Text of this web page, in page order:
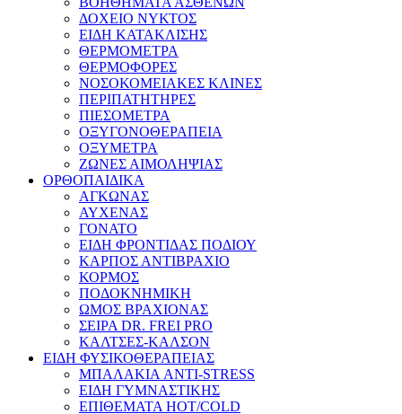
ΔΟΧΕΙΟ ΝΥΚΤΟΣ
ΕΙΔΗ ΚΑΤΑΚΛΙΣΗΣ
ΘΕΡΜΟΜΕΤΡΑ
ΘΕΡΜΟΦΟΡΕΣ
ΝΟΣΟΚΟΜΕΙΑΚΕΣ ΚΛΙΝΕΣ
ΠΕΡΙΠΑΤΗΤΗΡΕΣ
ΠΙΕΣΟΜΕΤΡΑ
ΟΞΥΓΟΝΟΘΕΡΑΠΕΙΑ
ΟΞΥΜΕΤΡΑ
ΖΩΝΕΣ ΑΙΜΟΛΗΨΙΑΣ
ΟΡΘΟΠΑΙΔΙΚΑ
ΑΓΚΩΝΑΣ
ΑΥΧΕΝΑΣ
ΓΟΝΑΤΟ
ΕΙΔΗ ΦΡΟΝΤΙΔΑΣ ΠΟΔΙΟΥ
ΚΑΡΠΟΣ ΑΝΤΙΒΡΑΧΙΟ
ΚΟΡΜΟΣ
ΠΟΔΟΚΝΗΜΙΚΗ
ΩΜΟΣ ΒΡΑΧΙΟΝΑΣ
ΣΕΙΡΑ DR. FREI PRO
ΚΑΛΤΣΕΣ-ΚΑΛΣΟΝ
ΕΙΔΗ ΦΥΣΙΚΟΘΕΡΑΠΕΙΑΣ
ΜΠΑΛΑΚΙΑ ANTI-STRESS
ΕΙΔΗ ΓΥΜΝΑΣΤΙΚΗΣ
ΕΠΙΘΕΜΑΤΑ HOT/COLD